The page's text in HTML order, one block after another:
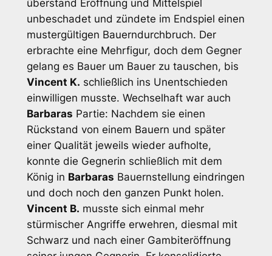
überstand Eröffnung und Mittelspiel
unbeschadet und zündete im Endspiel einen
mustergültigen Bauerndurchbruch. Der
erbrachte eine Mehrfigur, doch dem Gegner
gelang es Bauer um Bauer zu tauschen, bis
Vincent K. schließlich ins Unentschieden
einwilligen musste. Wechselhaft war auch
Barbaras Partie: Nachdem sie einen
Rückstand von einem Bauern und später
einer Qualität jeweils wieder aufholte,
konnte die Gegnerin schließlich mit dem
König in Barbaras Bauernstellung eindringen
und doch noch den ganzen Punkt holen.
Vincent B. musste sich einmal mehr
stürmischer Angriffe erwehren, diesmal mit
Schwarz und nach einer Gambiteröffnung